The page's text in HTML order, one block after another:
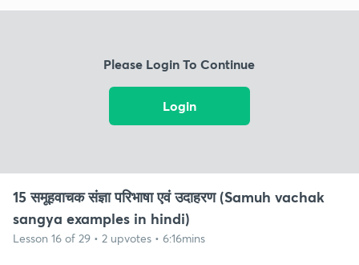
Please Login To Continue
Login
15 समूहवाचक संज्ञा परिभाषा एवं उदाहरण (Samuh vachak
sangya examples in hindi)
Lesson 16 of 29 • 2 upvotes • 6:16mins